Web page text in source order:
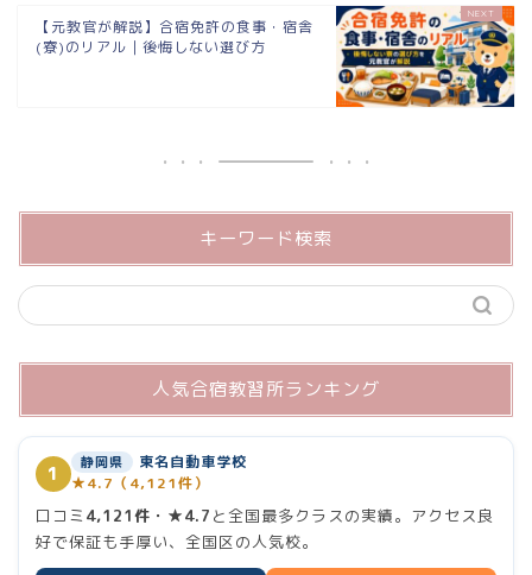
【元教官が解説】合宿免許の食事・宿舎
(寮)のリアル｜後悔しない選び方
キーワード検索
人気合宿教習所ランキング
1 静岡県
東名自動車学校
★4.7（4,121件）
口コミ4,121件・★4.7 と全国最多クラスの実績。アクセス良
好で保証も手厚い、全国区の人気校。